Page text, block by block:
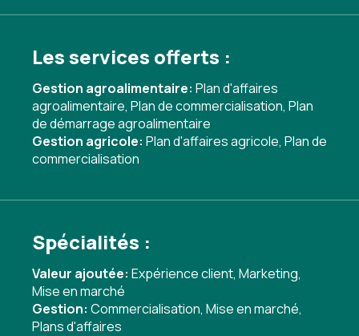
Les services offerts :
Gestion agroalimentaire: Plan d'affaires
agroalimentaire, Plan de commercialisation, Plan
de démarrage agroalimentaire
Gestion agricole: Plan d'affaires agricole, Plan de
commercialisation
Spécialités :
Valeur ajoutée: Expérience client, Marketing,
Mise en marché
Gestion: Commercialisation, Mise en marché,
Plans d'affaires